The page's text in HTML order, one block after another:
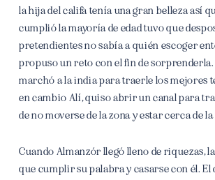
la hija del califa tenía una gran belleza así
cumplió la mayoría de edad tuvo que
pretendientes no sabía a quién escoger
propuso un reto con el fin de
marchó a la india para traerle los mejores
en cambio Alí, quiso abrir un canal para
de no moverse de la zona y estar cerca de
Cuando Almanzór llegó lleno de riquezas,
que cumplir su palabra y casarse con él.